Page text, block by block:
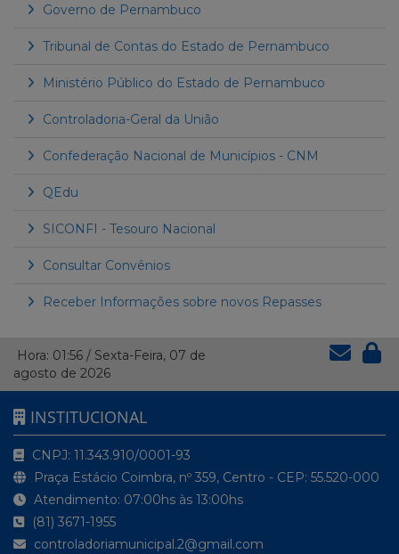
Governo de Pernambuco
Tribunal de Contas do Estado de Pernambuco
Ministério Público do Estado de Pernambuco
Controladoria-Geral da União
Confederação Nacional de Municípios - CNM
QEdu
SICONFI - Tesouro Nacional
Consultar Convênios
Receber Informações sobre novos Repasses
Hora: 01:56 / Sexta-Feira, 07 de
agosto de 2026
INSTITUCIONAL
CNPJ: 11.343.910/0001-93
Praça Estácio Coimbra, nº 359, Centro - CEP: 55.520-000
Atendimento: 07:00hs às 13:00hs
(81) 3671-1955
controladoriamunicipal.2@gmail.com